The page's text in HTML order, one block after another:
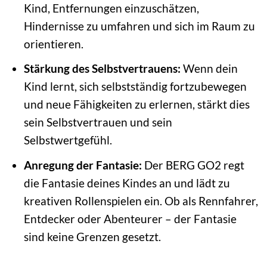
Kind, Entfernungen einzuschätzen,
Hindernisse zu umfahren und sich im Raum zu
orientieren.
Stärkung des Selbstvertrauens: Wenn dein
Kind lernt, sich selbstständig fortzubewegen
und neue Fähigkeiten zu erlernen, stärkt dies
sein Selbstvertrauen und sein
Selbstwertgefühl.
Anregung der Fantasie: Der BERG GO2 regt
die Fantasie deines Kindes an und lädt zu
kreativen Rollenspielen ein. Ob als Rennfahrer,
Entdecker oder Abenteurer – der Fantasie
sind keine Grenzen gesetzt.